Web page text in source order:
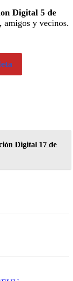
Digital 5 de
amigos y vecinos.
Digital 17 de